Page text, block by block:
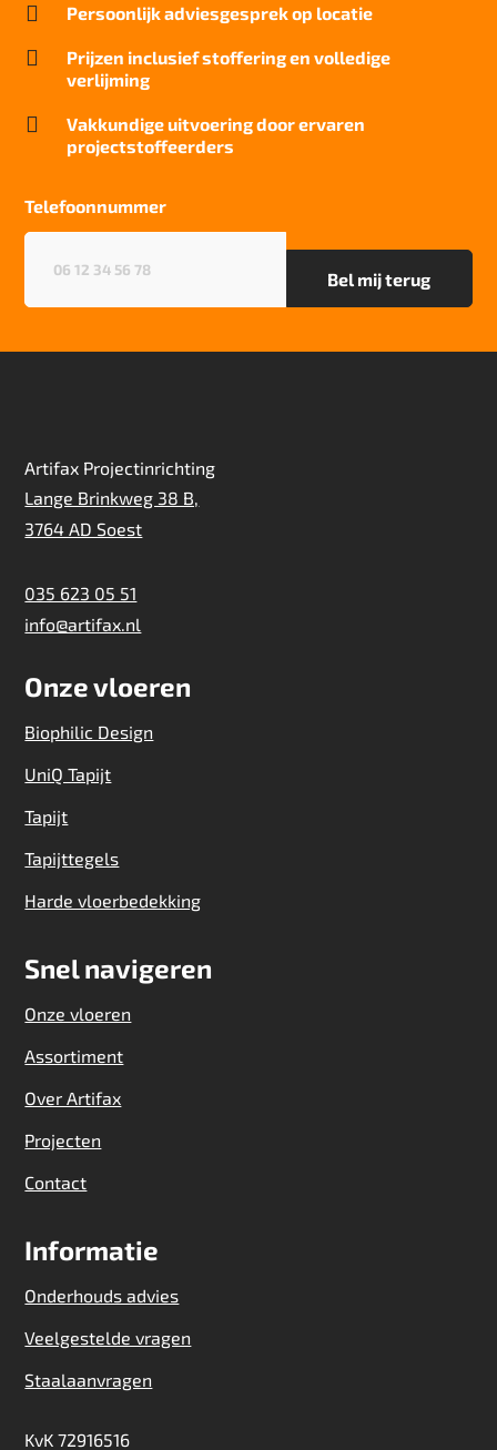
 Persoonlijk adviesgesprek op locatie

Prijzen inclusief stoffering en volledige
verlijming

Vakkundige uitvoering door ervaren
projectstoffeerders
Telefoonnummer
Artifax Projectinrichting
Lange Brinkweg 38 B,
3764 AD Soest
035 623 05 51
info@artifax.nl
Onze vloeren
Biophilic Design
UniQ Tapijt
Tapijt
Tapijttegels
Harde vloerbedekking
Snel navigeren
Onze vloeren
Assortiment
Over Artifax
Projecten
Contact
Informatie
Onderhouds advies
Veelgestelde vragen
Staalaanvragen
KvK 72916516